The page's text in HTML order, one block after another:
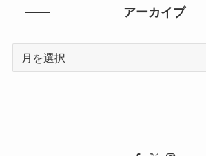
アーカイブ